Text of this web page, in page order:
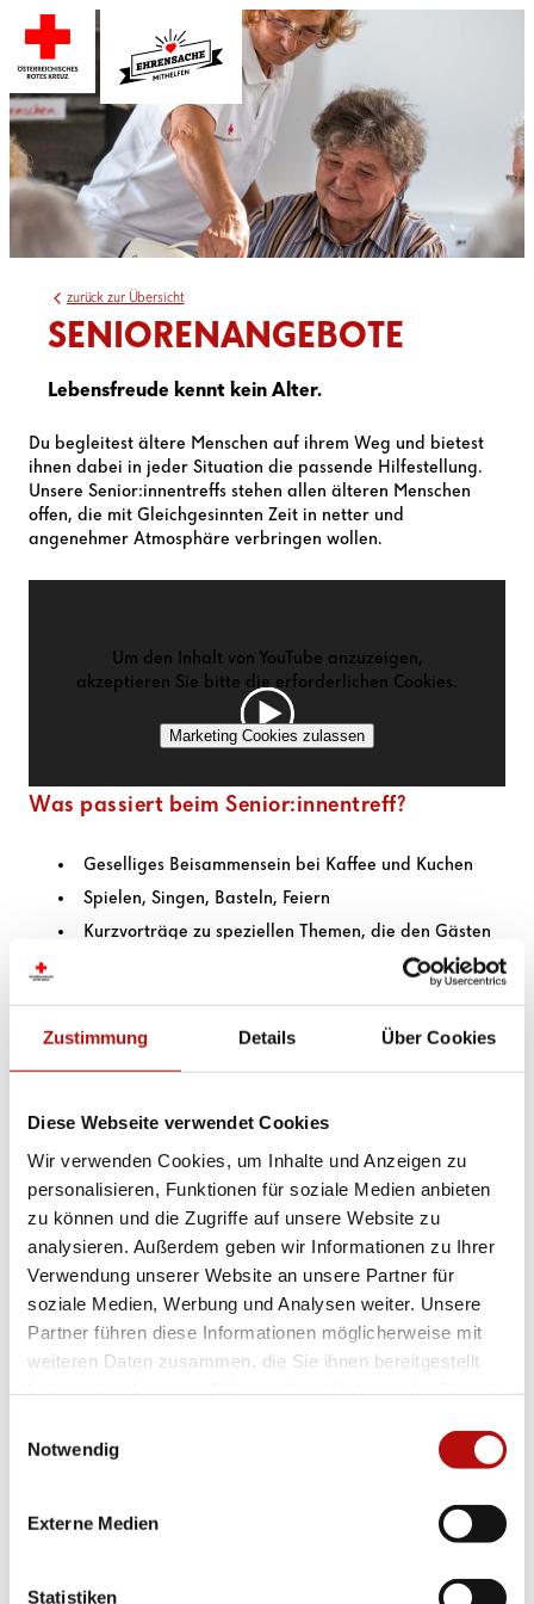
Zustimmung Details Über Cookies
Diese Webseite verwendet Cookies
Wir verwenden Cookies, um Inhalte und Anzeigen zu
personalisieren, Funktionen für soziale Medien anbieten
zu können und die Zugriffe auf unsere Website zu
analysieren. Außerdem geben wir Informationen zu Ihrer
Verwendung unserer Website an unsere Partner für
soziale Medien, Werbung und Analysen weiter. Unsere
Partner führen diese Informationen möglicherweise mit
weiteren Daten zusammen, die Sie ihnen bereitgestellt
oder über die „Auswahl erlauben“ den Einsatz von
Cookies zu Präferenzen und/oder Statistiken und/oder
Marketing klicken, willigen Sie zugleich gem. Art. 49.
Abs. 1 S. 1 lit a DS-GVO ein, dass ihre Daten in den USA
Europäischen Gerichtshof als Staat mit nach EU-
Notwendig
Externe Medien
Statistiken
zurück zur Übersicht
SENIORENANGEBOTE
Lebensfreude kennt kein Alter.
Du begleitest ältere Menschen auf ihrem Weg und bietest
ihnen dabei in jeder Situation die passende Hilfestellung.
Unsere Senior:innentreffs stehen allen älteren Menschen
offen, die mit Gleichgesinnten Zeit in netter und
angenehmer Atmosphäre verbringen wollen.
Um den Inhalt von YouTube anzuzeigen,
akzeptieren Sie bitte die erforderlichen Cookies.
Marketing Cookies zulassen
Was passiert beim Senior:innentreff?
Geselliges Beisammensein bei Kaffee und Kuchen
Spielen, Singen, Basteln, Feiern
Kurzvorträge zu speziellen Themen, die den Gästen
Wie helfe ich ehrenamtlich?
Je nach Angebot ist der Zeitaufwand unterschiedlich
– für die Vorbereitung, Durchführung und
Nachbereitung eines Seniorentreffs sind zum Beispiel
ca. 10 Stunden freiwilliger Arbeitsaufwand für das
Team notwendig
Bereit? Auf die Plätzchen, fertig, los!
Hinweis: Projekte und Angebote können je nach Bundesland
variieren.
Ich interessiere mich für: